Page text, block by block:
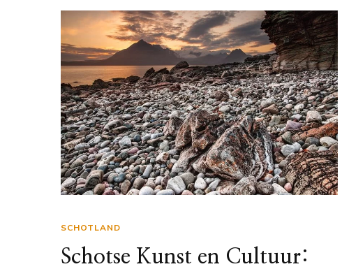
SCHOTLAND
Schotse Kunst en Cultuur: